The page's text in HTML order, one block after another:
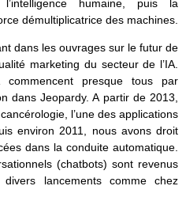
humaine, puis la
démultiplicatrice des machines.
dans les ouvrages sur le futur de
marketing du secteur de l’IA.
presque tous par
dans Jeopardy. A partir de 2013,
l’une des applications
environ 2011, nous avons droit
dans la conduite automatique.
(chatbots) sont revenus
lancements comme chez